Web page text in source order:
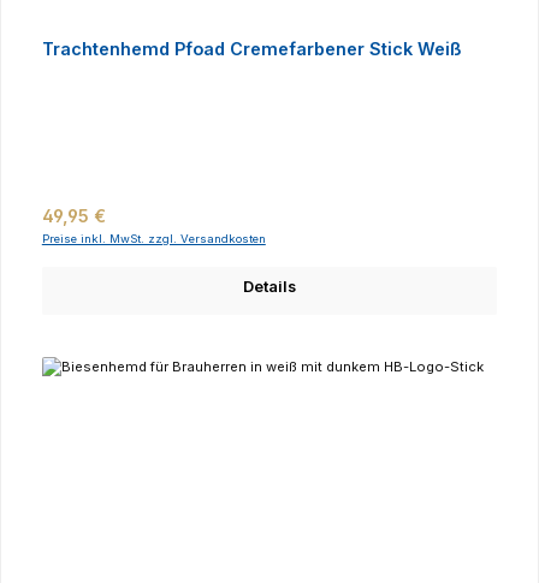
Trachtenhemd Pfoad Cremefarbener Stick Weiß
Regulärer Preis:
49,95 €
Preise inkl. MwSt. zzgl. Versandkosten
Details